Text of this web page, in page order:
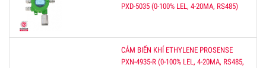
PXD-5035 (0-100% LEL, 4-20MA, RS485)
CẢM BIẾN KHÍ ETHYLENE PROSENSE
PXN-4935-R (0-100% LEL, 4-20MA, RS485,